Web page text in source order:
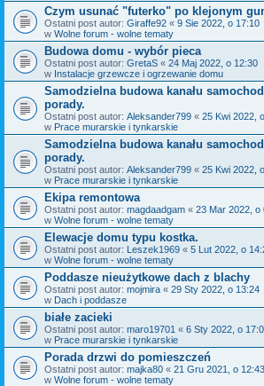
Czym usunać "futerko" po klejonym
Ostatni post autor: Giraffe92 « 9 Sie 2022, o 17:10
w Wolne forum - wolne tematy
Budowa domu - wybór pieca
Ostatni post autor: GretaS « 24 Maj 2022, o 12:30
w Instalacje grzewcze i ogrzewanie domu
Samodzielna budowa kanału
porady.
Ostatni post autor: Aleksander799 « 25 Kwi 2022,
w Prace murarskie i tynkarskie
Samodzielna budowa kanału
porady.
Ostatni post autor: Aleksander799 « 25 Kwi 2022,
w Prace murarskie i tynkarskie
Ekipa remontowa
Ostatni post autor: magdaadgam « 23 Mar 2022, o
w Wolne forum - wolne tematy
Elewacje domu typu kostka.
Ostatni post autor: Leszek1969 « 5 Lut 2022, o
w Wolne forum - wolne tematy
Poddasze nieużytkowe dach z blachy
Ostatni post autor: mojmira « 29 Sty 2022, o 13:24
w Dach i poddasze
białe zacieki
Ostatni post autor: maro19701 « 6 Sty 2022, o
w Prace murarskie i tynkarskie
Porada drzwi do pomieszczeń
Ostatni post autor: majka80 « 21 Gru 2021, o 12:43
w Wolne forum - wolne tematy